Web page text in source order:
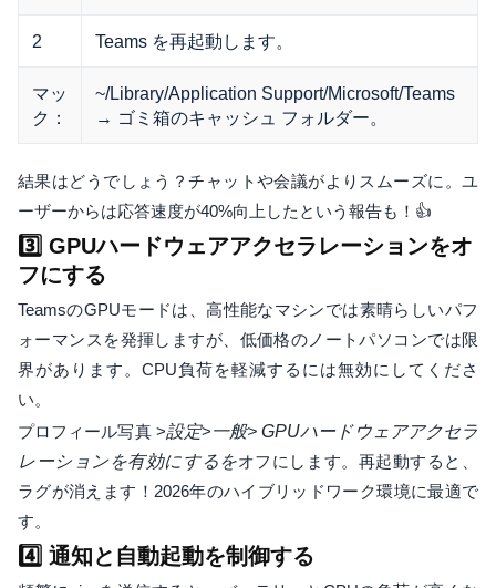
2 Teams を再起動します。
マッ
ク：
~/Library/Application Support/Microsoft/Teams
→ ゴミ箱のキャッシュ フォルダー。
結果はどうでしょう？チャットや会議がよりスムーズに。ユ
ーザーからは応答速度が40%向上したという報告も！👍
3️⃣ GPUハードウェアアクセラレーションをオ
フにする
TeamsのGPUモードは、高性能なマシンでは素晴らしいパフ
ォーマンスを発揮しますが、低価格のノートパソコンでは限
界があります。CPU負荷を軽減するには無効にしてくださ
い。
プロフィール写真 >設定>一般>GPUハードウェアアクセラ
レーションを有効にするをオフにします。再起動すると、
ラグが消えます！2026年のハイブリッドワーク環境に最適で
す。
4️⃣ 通知と自動起動を制御する